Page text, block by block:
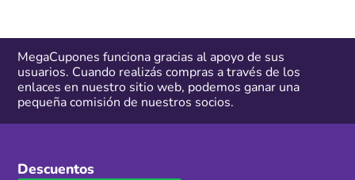
MegaCupones funciona gracias al apoyo de sus
usuarios. Cuando realizás compras a través de los
enlaces en nuestro sitio web, podemos ganar una
pequeña comisión de nuestros socios.
Descuentos